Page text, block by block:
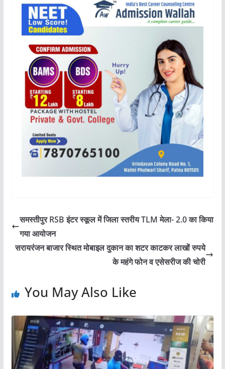
समस्तीपुर RSB इंटर स्कूल में जिला स्तरीय TLM मेला- 2.0 का किया
गया आयोजन
सरायरंजन बाजार स्थित मोबाइल दुकान का शटर काटकर लाखों रुपये
के महंगे फोन व एसेसरीज की चोरी
You May Also Like